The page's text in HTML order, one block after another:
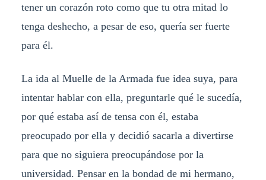
tener un corazón roto como que tu otra mitad lo
tenga deshecho, a pesar de eso, quería ser fuerte
para él.
La ida al Muelle de la Armada fue idea suya, para
intentar hablar con ella, preguntarle qué le sucedía,
por qué estaba así de tensa con él, estaba
preocupado por ella y decidió sacarla a divertirse
para que no siguiera preocupándose por la
universidad. Pensar en la bondad de mi hermano,